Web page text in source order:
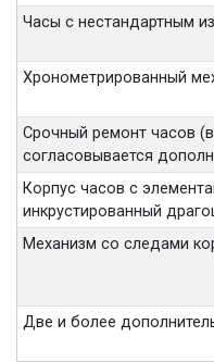
Часы с нестандартным
Хронометрированный
Срочный ремонт часов
согласовывается
Корпус часов с
инкрустированный
Механизм со следами
Две и более